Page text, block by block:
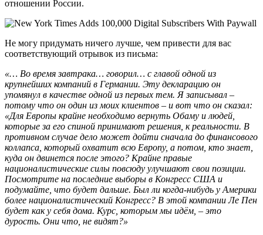
отношении России.
Не могу придумать ничего лучше, чем привести для вас
соответствующий отрывок из письма:
«… Во время завтрака… говорил… с главой одной из
крупнейших компаний в Германии. Эту декларацию он
упомянул в качестве одной из первых тем. Я записывал –
потому что он один из моих клиентов – и вот что он сказал:
«Для Европы крайне необходимо вернуть Обаму и людей,
которые за его спиной принимают решения, к реальности. В
противном случае дело может дойти сначала до финансового
коллапса, который охватит всю Европу, а потом, кто знает,
куда он двинется после этого? Крайне правые
националистические силы повсюду улучшают свои позиции.
Посмотрите на последние выборы в Конгресс США и
подумайте, что будет дальше. Был ли когда-нибудь у Америки
более националистический Конгресс? В этой компании Ле Пен
будет как у себя дома. Курс, которым мы идём, – это
дурость. Они что, не видят?»